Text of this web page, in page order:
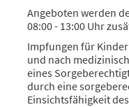
Angeboten werden
08:00 - 13:00 Uhr
Impfungen für
und nach
eines
durch eine
Einsichtsfähigkeit